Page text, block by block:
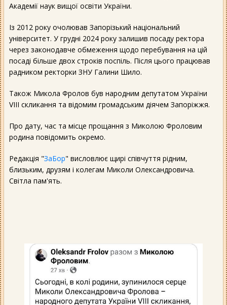
Академії наук вищої освіти України.
Із 2012 року очолював Запорізький національний
університет. У грудні 2024 року залишив посаду ректора
через законодавче обмеження щодо перебування на цій
посаді більше двох строків поспіль. Після цього працював
радником ректорки ЗНУ Галини Шило.
Також Микола Фролов був народним депутатом України
VIII скликання та відомим громадським діячем Запоріжжя.
Про дату, час та місце прощання з Миколою Фроловим
родина повідомить окремо.
Редакція "ЗаБор" висловлює щирі співчуття рідним,
близьким, друзям і колегам Миколи Олександровича.
Світла пам'ять.